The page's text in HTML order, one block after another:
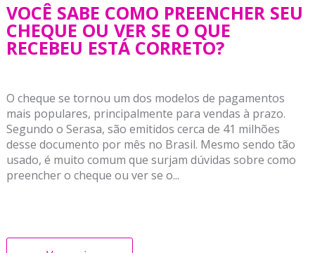
VOCÊ SABE COMO PREENCHER SEU
CHEQUE OU VER SE O QUE
RECEBEU ESTÁ CORRETO?
O cheque se tornou um dos modelos de pagamentos
mais populares, principalmente para vendas à prazo.
Segundo o Serasa, são emitidos cerca de 41 milhões
desse documento por mês no Brasil. Mesmo sendo tão
usado, é muito comum que surjam dúvidas sobre como
preencher o cheque ou ver se o...